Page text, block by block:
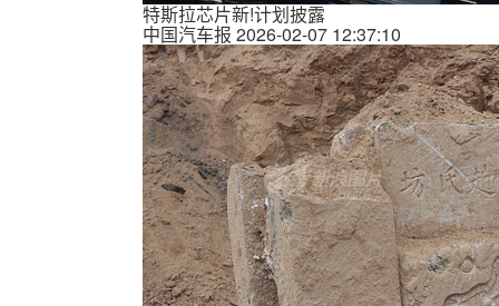
特斯拉芯片新!计划披露
中国汽车报 2026-02-07 12:37:10